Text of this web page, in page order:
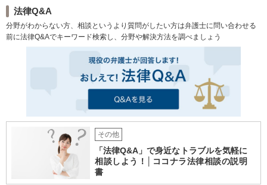
法律Q&A
分野がわからない方、相談というより質問がしたい方は弁護士に問い合わせる
前に法律Q&Aでキーワード検索し、分野や解決方法を調べましょう
その他
「法律Q&A」で身近なトラブルを気軽に
相談しよう！│ココナラ法律相談の説明
書